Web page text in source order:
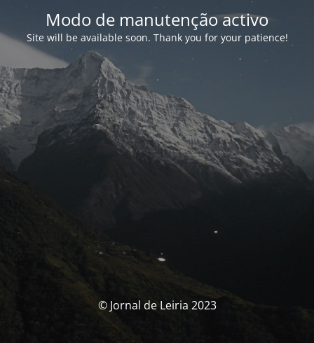
Modo de manutenção activo
Site will be available soon. Thank you for your patience!
© Jornal de Leiria 2023